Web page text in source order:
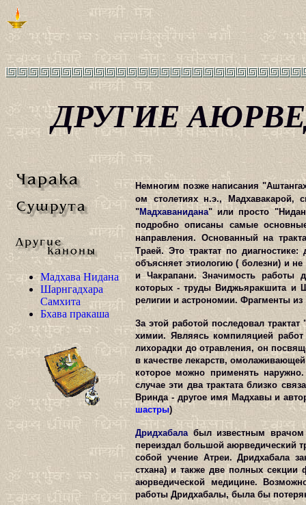
ДРУГИЕ
Мадхава Нидана
Шарнгадхара
Самхита
Бхава пракаша
Немногим позже написания
ом столетиях н.э., Мадхавакарой,
"Мадхаванидана" или просто
подробно описаны самые
направления. Основанный на
Траей.Это трактат по
объясняет этиологию ( болезни) и
и Чакрапани. Значимость работы
которых - труды Виджьяракшита и
религии и астрономии. Фрагменты
За этой работой последовал трактат
химии. Являясь компиляцией
лихорадки до отравления, он
в качестве лекарств,
которое можно применять
случае эти два трактата близко
Вринда - другое имя Мадхавы и
шастры)
Дридхабалабыл известным
переиздал большой аюрведический
собой учение Атреи. Дридхабала
стхана) и также две полных секции
аюрведической медицине.
работы Дридхабалы, была бы